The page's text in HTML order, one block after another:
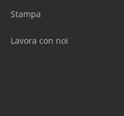
Stampa
Lavora con noi